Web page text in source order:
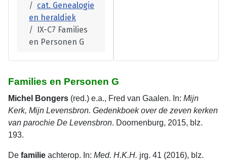
cat. Genealogie
en heraldiek
IX-C7 Families
en Personen G
Famil ies en Personen G
Michel Bongers (red.) e.a., Fred van Gaalen. In: Mijn
Kerk, Mijn Levensbron. Gedenkboek over de zeven kerken
van parochie De Levensbron. Doornenburg, 2015, blz.
193.
De familie achterop. In: Med. H.K.H. jrg. 41 (2016), blz.